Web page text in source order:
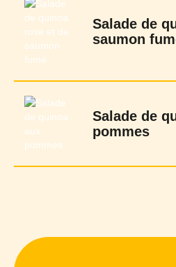
Salade de
saumon
Salade de
pommes